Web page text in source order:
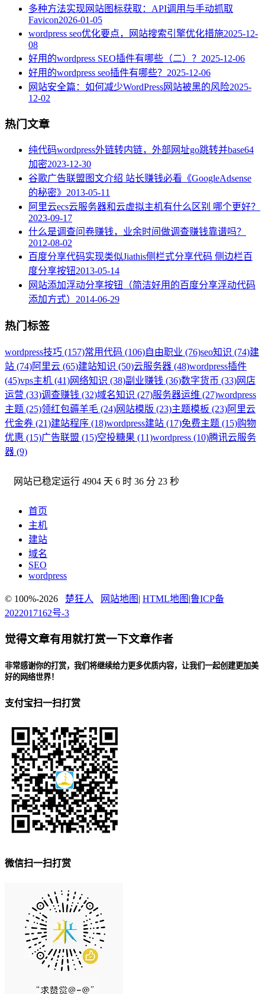
多种方法实现网站图标获取：API调用与手动抓取
Favicon2026-01-05
wordpress seo优化要点，网站搜索引擎优化措施2025-12-
08
好用的wordpress SEO插件有哪些（二）？ 2025-12-06
好用的wordpress seo插件有哪些？ 2025-12-06
网站安全篇：如何减少WordPress网站被黑的风险2025-
12-02
热门文章
纯代码wordpress外链转内链，外部网址go跳转并base64
加密2023-12-30
谷歌广告联盟图文介绍 站长赚钱必看《GoogleAdsense
的秘密》 2013-05-11
阿里云ecs云服务器和云虚拟主机有什么区别 哪个更好？
2023-09-17
什么是调查问卷赚钱，业余时间做调查赚钱靠谱吗？
2012-08-02
百度分享代码实现类似Jiathis侧栏式分享代码 侧边栏百
度分享按钮2013-05-14
网站添加浮动分享按钮（简洁好用的百度分享浮动代码
添加方式） 2014-06-29
热门标签
wordpress技巧 (157)常用代码 (106)自由职业 (76)seo知识 (74)建
站 (74)阿里云 (65)建站知识 (50)云服务器 (48)wordpress插件
(45)vps主机 (41)网络知识 (38)副业赚钱 (36)数字货币 (33)网店
运营 (33)调查赚钱 (32)域名知识 (27)服务器运维 (27)wordpress
主题 (25)领红包薅羊毛 (24)网站模版 (23)主题模板 (23)阿里云
代金券 (21)建站程序 (18)wordpress建站 (17)免费主题 (15)购物
优惠 (15)广告联盟 (15)空投糖果 (11)wordpress (10)腾讯云服务
器 (9)
网站已稳定运行 4904 天 6 时 36 分 24 秒
首页
主机
建站
域名
SEO
wordpress
© 100%-2026 楚狂人 网站地图 | HTML地图 |鲁ICP备
2022017162号-3
觉得文章有用就打赏一下文章作者
非常感谢你的打赏，我们将继续给力更多优质内容，让我们一起创建更加美
好的网络世界！
支付宝扫一扫打赏
微信扫一扫打赏